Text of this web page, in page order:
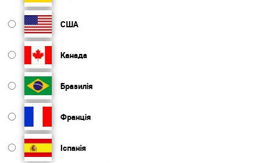
США
Канада
Бразилія
Франція
Іспанія